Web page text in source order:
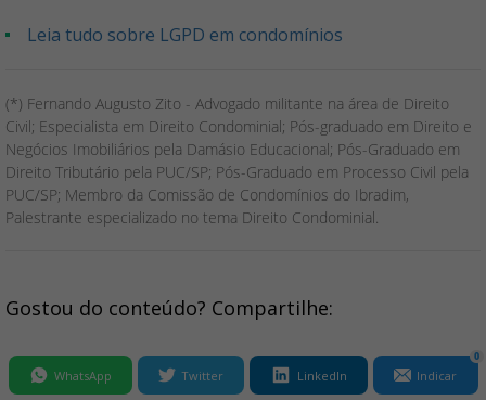
Leia tudo sobre LGPD em condomínios
(*) Fernando Augusto Zito - Advogado militante na área de Direito
Civil; Especialista em Direito Condominial; Pós-graduado em Direito e
Negócios Imobiliários pela Damásio Educacional; Pós-Graduado em
Direito Tributário pela PUC/SP; Pós-Graduado em Processo Civil pela
PUC/SP; Membro da Comissão de Condomínios do Ibradim,
Palestrante especializado no tema Direito Condominial.
Gostou do conteúdo? Compartilhe:
WhatsApp Twitter LinkedIn Indicar
0